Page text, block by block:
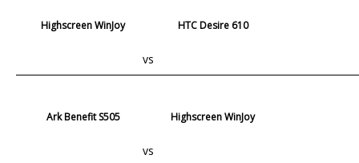
Highscreen WinJoy
vs
HTC Desire 610
Ark Benefit S505
vs
Highscreen WinJoy